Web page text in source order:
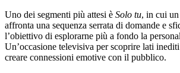
Uno dei segmenti più attesi è Solo tu, in cui
affronta una sequenza serrata di domande e
l’obiettivo di esplorarne più a fondo la
Un’occasione televisiva per scoprire lati
creare connessioni emotive con il pubblico.